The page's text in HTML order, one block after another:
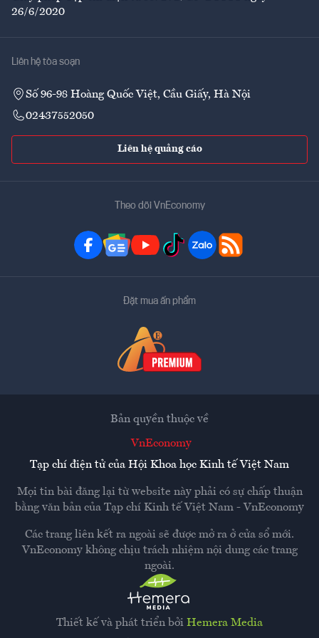
26/6/2020
Liên hệ tòa soạn
Số 96-98 Hoàng Quốc Việt, Cầu Giấy, Hà Nội
02437552050
Liên hệ quảng cáo
Theo dõi VnEconomy
Đặt mua ấn phẩm
Thiết kế và phát triển bởi Hemera Media
Bản quyền thuộc về
VnEconomy
Tạp chí điện tử của Hội Khoa học Kinh tế Việt Nam
Mọi tin bài đăng lại từ website này phải có sự chấp thuận
bằng văn bản của Tạp chí Kinh tế Việt Nam - VnEconomy
Các trang liên kết ra ngoài sẽ được mở ra ở cửa sổ mới.
VnEconomy không chịu trách nhiệm nội dung các trang
ngoài.